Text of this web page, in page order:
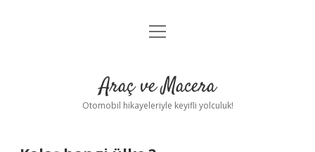
Anasayfa
Yasal Uyarı
menüyü
Araç ve Macera
Otomobil hikayeleriyle keyifli yolculuk!